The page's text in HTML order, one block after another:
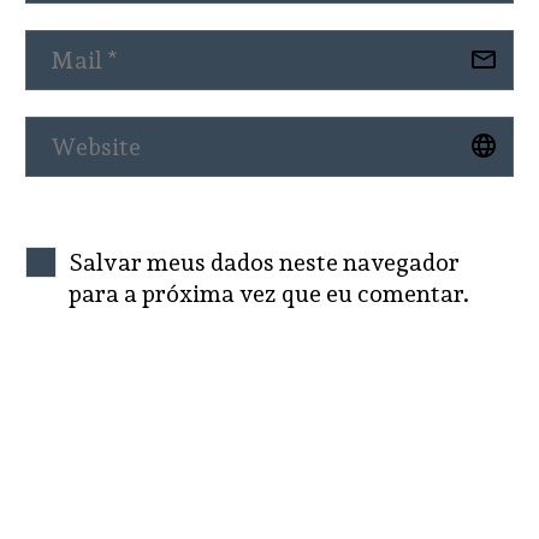
Salvar meus dados neste navegador
para a próxima vez que eu comentar.